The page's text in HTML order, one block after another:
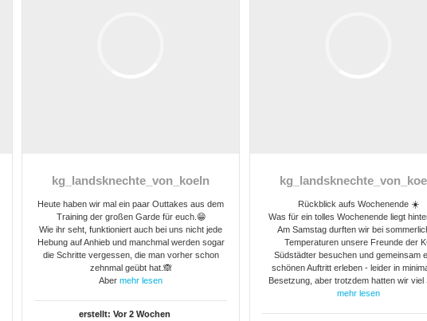
kg_landsknechte_von_koeln
Heute haben wir mal ein paar Outtakes aus dem
Training der großen Garde für euch.😁
Wie ihr seht, funktioniert auch bei uns nicht jede
Hebung auf Anhieb und manchmal werden sogar
die Schritte vergessen, die man vorher schon
zehnmal geübt hat.🙈
Abermehr lesen
erstellt: Vor 2 Wochen
Rückblick aufs Wochenende ☀️
Was für ein tolles Wochenende liegt
Am Samstag durften wir bei
Temperaturen unsere Freunde der
Südstädter besuchen und gemeinsam
schönen Auftritt erleben - leider in
Besetzung, aber trotzdem hatten wir viel
mehr lesen